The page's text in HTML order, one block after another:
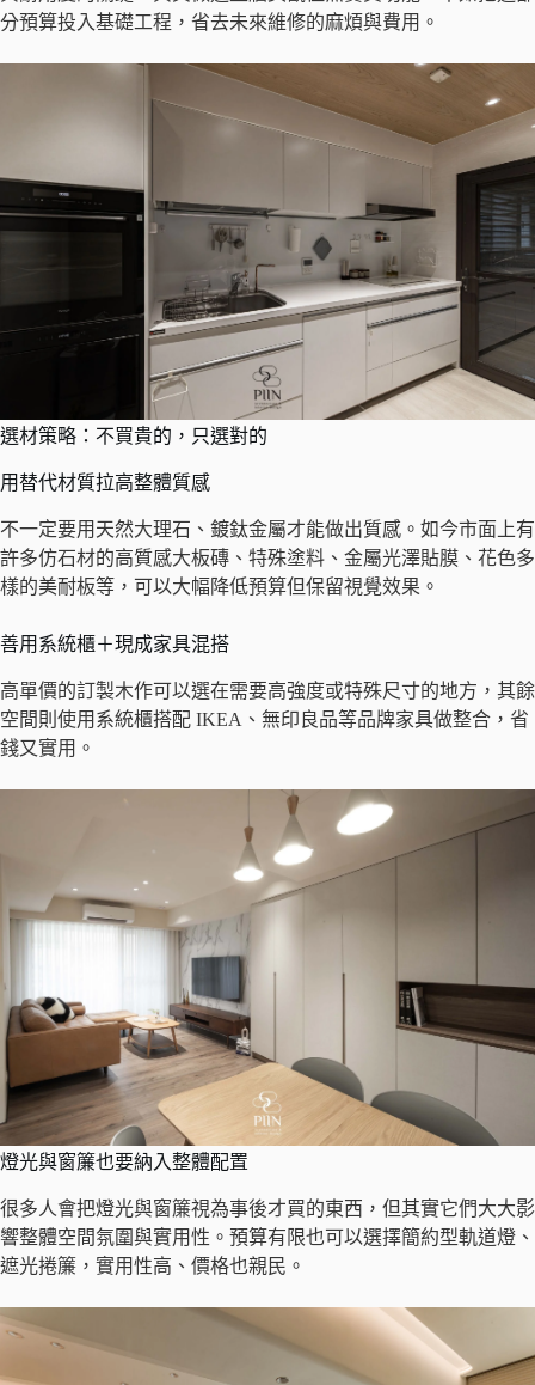
分預算投入基礎工程，省去未來維修的麻煩與費用。
選材策略：不買貴的，只選對的
用替代材質拉高整體質感
不一定要用天然大理石、鍍鈦金屬才能做出質感。如今市面上有
許多仿石材的高質感大板磚、特殊塗料、金屬光澤貼膜、花色多
樣的美耐板等，可以大幅降低預算但保留視覺效果。
善用系統櫃＋現成家具混搭
高單價的訂製木作可以選在需要高強度或特殊尺寸的地方，其餘
空間則使用系統櫃搭配 IKEA、無印良品等品牌家具做整合，省
錢又實用。
燈光與窗簾也要納入整體配置
很多人會把燈光與窗簾視為事後才買的東西，但其實它們大大影
響整體空間氛圍與實用性。預算有限也可以選擇簡約型軌道燈、
遮光捲簾，實用性高、價格也親民。